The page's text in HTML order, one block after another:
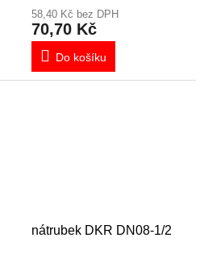
58,40 Kč bez DPH
70,70 Kč
Do košíku
nátrubek DKR DN08-1/2